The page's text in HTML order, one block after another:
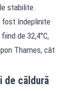
stabilite.
fost îndeplinite
de 32,4°C,
Thames, cât
de căldură